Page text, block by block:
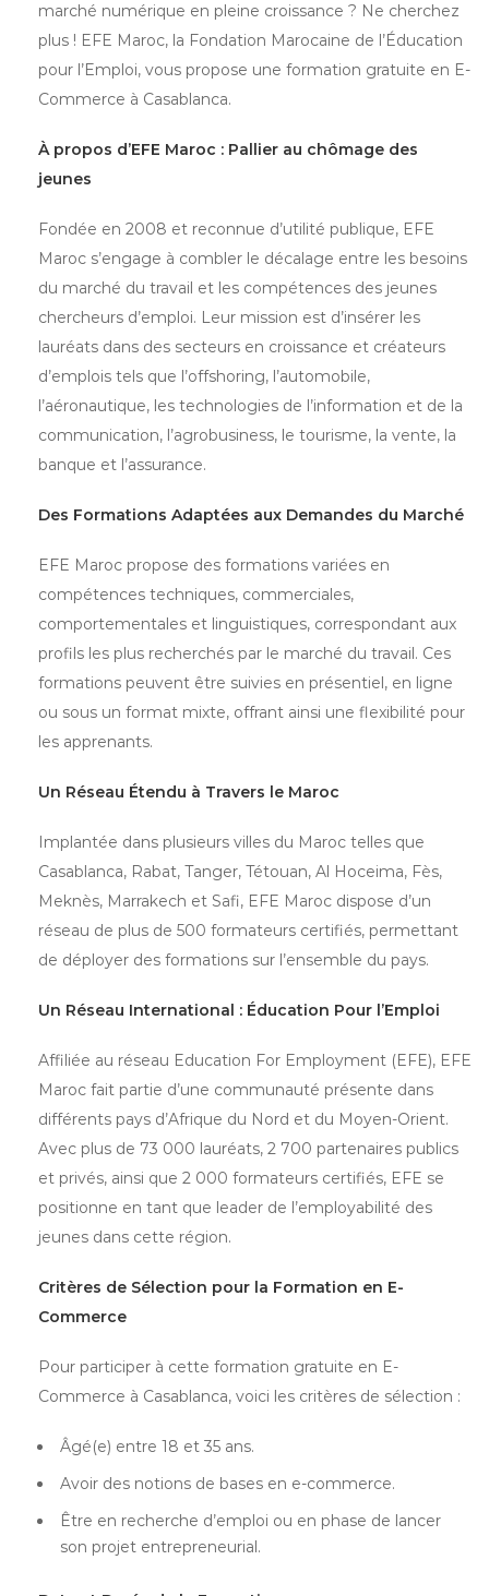
marché numérique en pleine croissance ? Ne cherchez
plus ! EFE Maroc, la Fondation Marocaine de l’Éducation
pour l’Emploi, vous propose une formation gratuite en E-
Commerce à Casablanca.
À propos d’EFE Maroc : Pallier au chômage des
jeunes
Fondée en 2008 et reconnue d’utilité publique, EFE
Maroc s’engage à combler le décalage entre les besoins
du marché du travail et les compétences des jeunes
chercheurs d’emploi. Leur mission est d’insérer les
lauréats dans des secteurs en croissance et créateurs
d’emplois tels que l’offshoring, l’automobile,
l’aéronautique, les technologies de l’information et de la
communication, l’agrobusiness, le tourisme, la vente, la
banque et l’assurance.
Des Formations Adaptées aux Demandes du Marché
EFE Maroc propose des formations variées en
compétences techniques, commerciales,
comportementales et linguistiques, correspondant aux
profils les plus recherchés par le marché du travail. Ces
formations peuvent être suivies en présentiel, en ligne
ou sous un format mixte, offrant ainsi une flexibilité pour
les apprenants.
Un Réseau Étendu à Travers le Maroc
Implantée dans plusieurs villes du Maroc telles que
Casablanca, Rabat, Tanger, Tétouan, Al Hoceima, Fès,
Meknès, Marrakech et Safi, EFE Maroc dispose d’un
réseau de plus de 500 formateurs certifiés, permettant
de déployer des formations sur l’ensemble du pays.
Un Réseau International : Éducation Pour l’Emploi
Affiliée au réseau Education For Employment (EFE), EFE
Maroc fait partie d’une communauté présente dans
différents pays d’Afrique du Nord et du Moyen-Orient.
Avec plus de 73 000 lauréats, 2 700 partenaires publics
et privés, ainsi que 2 000 formateurs certifiés, EFE se
positionne en tant que leader de l’employabilité des
jeunes dans cette région.
Critères de Sélection pour la Formation en E-
Commerce
Pour participer à cette formation gratuite en E-
Commerce à Casablanca, voici les critères de sélection :
Âgé(e) entre 18 et 35 ans.
Avoir des notions de bases en e-commerce.
Être en recherche d’emploi ou en phase de lancer
son projet entrepreneurial.